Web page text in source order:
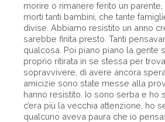
morire o rimanere ferito un
morti tanti bambini, che tante
divise. Abbiamo resistito un anno
sarebbe finita presto. Tanti
qualcosa. Poi piano piano la gente
proprio ritirata in se stessa per
sopravvivere, di avere ancora
amicizie sono state messe alla
hanno resistito. Io sono serba e ho
c’era più la vecchia attenzione, ho
qualcuno aveva paura che io